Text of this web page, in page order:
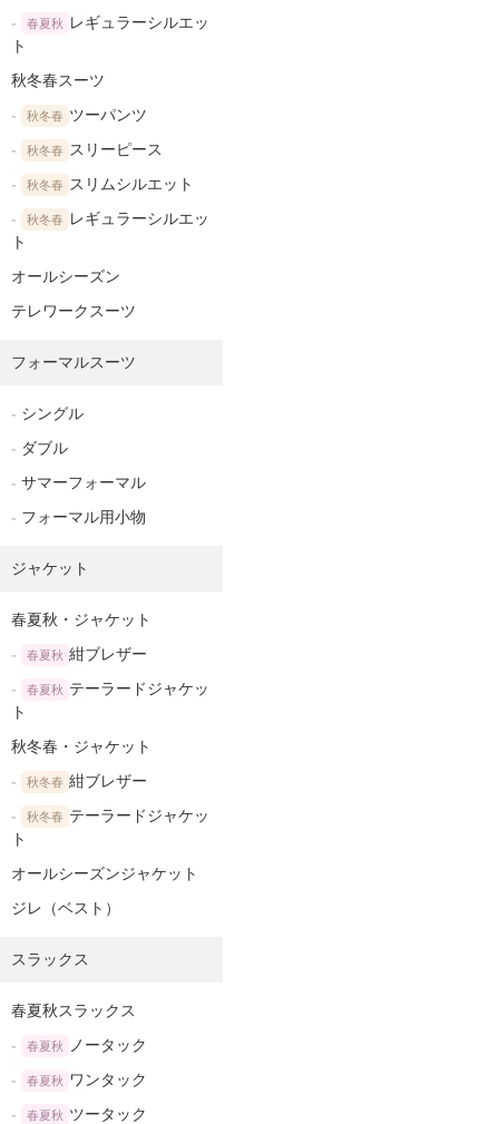
春夏秋
レギュラーシルエッ
ト
秋冬春スーツ
秋冬春 ツーパンツ
秋冬春 スリーピース
秋冬春 スリムシルエット
秋冬春
レギュラーシルエッ
ト
オールシーズン
テレワークスーツ
フォーマルスーツ
シングル
ダブル
サマーフォーマル
フォーマル用小物
ジャケット
春夏秋・ジャケット
春夏秋 紺ブレザー
春夏秋 テーラードジャケッ
ト
秋冬春・ジャケット
秋冬春 紺ブレザー
秋冬春 テーラードジャケッ
ト
オールシーズンジャケット
ジレ（ベスト）
スラックス
春夏秋スラックス
春夏秋 ノータック
春夏秋 ワンタック
春夏秋 ツータック